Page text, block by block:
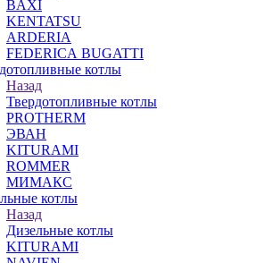
BAXI
KENTATSU
ARDERIA
FEDERICА BUGATTI
котлы
Назад
Твердотопливные котлы
PROTHERM
ЭВАН
KITURAMI
ROMMER
МИМАКС
котлы
Назад
Дизельные котлы
KITURAMI